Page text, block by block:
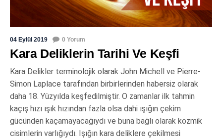
04 Eylül 2019 0 Yorum
Kara Deliklerin Tarihi Ve Keşfi
Kara Delikler terminolojik olarak John Michell ve Pierre-
Simon Laplace tarafından birbirlerinden habersiz olarak
daha 18. Yüzyılda keşfedilmiştir. O zamanlar ilk tahmin
kaçış hızı ışık hızından fazla olsa dahi ışığın çekim
gücünden kaçamayacağıydı ve buna bağlı olarak kozmik
cisimlerin varlığıydı. Işığın kara deliklere çekilmesi